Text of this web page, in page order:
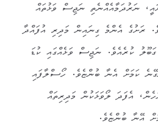
ނަރުދަމާއެއްނެތި ނަޖިސް ވަޅުތައް
ރަށުގެ އެންމެ ގިނައިން މަދިރި އުފައްދާ
ކުރެއެވެ. ނަޖިސް ވަޅެއްގައި ކުޑަ
ކަމަށް އެނާ ބުންޏެވެ. ހޯސްލާފައި
އެފަދަ ލޯވަޅަކުން މަދިރިތައް
އޭނާ ބުންޏެވެ.